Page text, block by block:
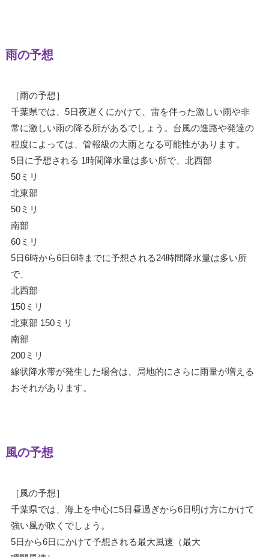
雨の予想
［雨の予想］
千葉県では、5日夜遅くにかけて、雷を伴った激しい雨や非
常に激しい雨の降る所があるでしょう。台風の進路や発達の
程度によっては、管報級の大雨となる可能性があります。
5日に予想される 1時間降水量は多い所で、北西部
50ミリ
北東部
50ミリ
南部
60ミリ
5日6時から6日6時までに予想される24時間降水量は多い所
で、
北西部
150ミリ
北東部 150ミリ
南部
200ミリ
線状降水帯が発生した場合は、局地的にさらに雨量が増える
おそれがあります。
風の予想
［風の予想］
千葉県では、海上を中心に5日昼過ぎから6日明け方にかけて
強い風が吹くでしょう。
5日から6日にかけて予想される最大風速（最大